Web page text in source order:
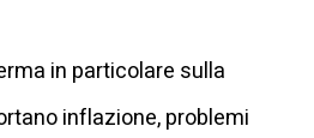
in particolare sulla
inflazione, problemi